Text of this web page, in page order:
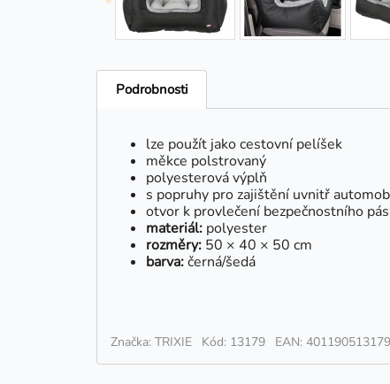
Podrobnosti
lze použít jako cestovní pelíšek
měkce polstrovaný
polyesterová výplň
s popruhy pro zajištění uvnitř
otvor k provlečení bezpečnostního
materiál:polyester
rozměry:50 × 40 × 50 cm
barva:černá/šedá
Značka: TRIXIE Kód: 13179 EAN: